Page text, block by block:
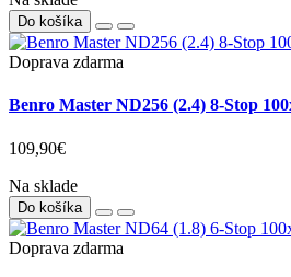
Do košíka
Doprava zdarma
Benro Master ND256 (2.4) 8-Stop
109,90€
Na sklade
Do košíka
Doprava zdarma